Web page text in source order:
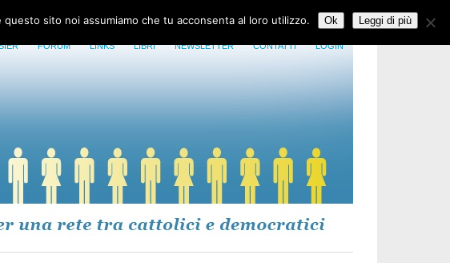
FORUM LINKS LIBRI NEWSLETTER CONTATTI LOGIN
sito noi assumiamo che tu acconsenta al loro utilizzo. Ok Leggi di più